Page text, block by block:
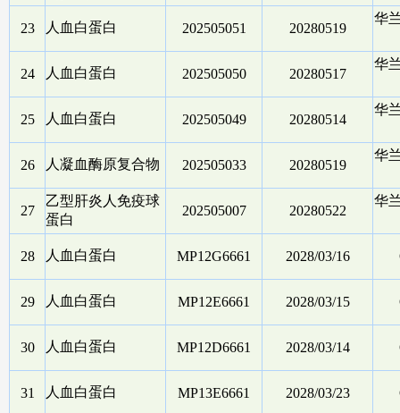
23 人血白蛋白 202505051 20280519
华
24 人血白蛋白 202505050 20280517
华
25 人血白蛋白 202505049 20280514
华
26 人凝血酶原复合物 202505033 20280519
华
27
乙型肝炎人免疫球
蛋白
202505007 20280522
华
28 人血白蛋白 MP12G6661 2028/03/16
29 人血白蛋白 MP12E6661 2028/03/15
30 人血白蛋白 MP12D6661 2028/03/14
31 人血白蛋白 MP13E6661 2028/03/23